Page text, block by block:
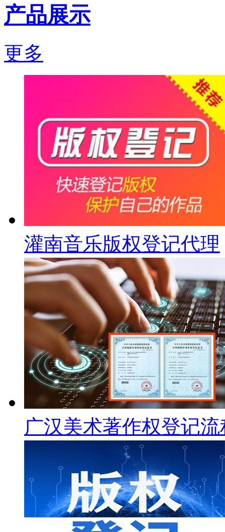
产品展示
更多
灌南音乐版权登记代理
广汉美术著作权登记流